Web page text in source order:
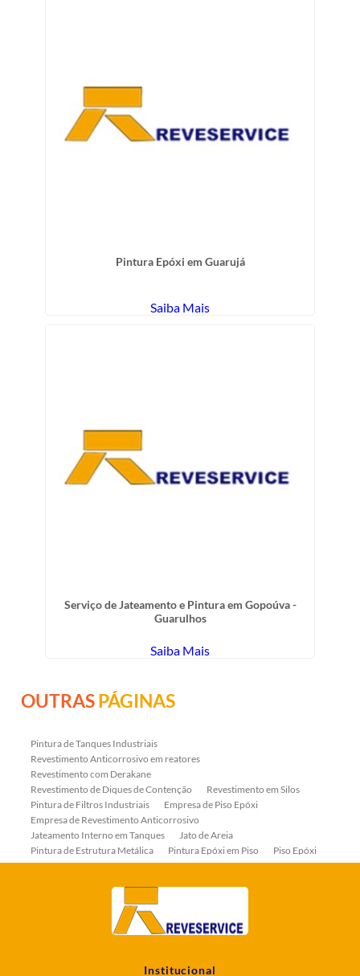
Pintura Epóxi em Guarujá
Saiba Mais
Serviço de Jateamento e Pintura em Gopoúva -
Guarulhos
Saiba Mais
OUTRASPÁGINAS
Pintura de Tanques Industriais
Revestimento Anticorrosivo em reatores
Revestimento com Derakane
Revestimento de Diques de Contenção
Revestimento em Silos
Pintura de Filtros Industriais
Empresa de Piso Epóxi
Empresa de Revestimento Anticorrosivo
Jateamento Interno em Tanques
Jato de Areia
Pintura de Estrutura Metálica
Pintura Epóxi em Piso
Piso Epóxi
Piso Epóxi Autonivelante
Revestimento E-coat em Serpentinas
Revestimentos Anticorrosivos em Trocadores de Calor
Revestimentos em Tanques
Revestimentos Fenólicos
Empresa Jateamento Abrasivo
Jateamento Abrasivo
Institucional